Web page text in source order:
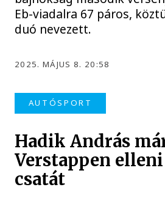
Eb-viadalra 67 páros,
duó nevezett.
2025. MÁJUS 8. 20:58
AUTÓSPORT
Hadik András
Verstappen
csatát